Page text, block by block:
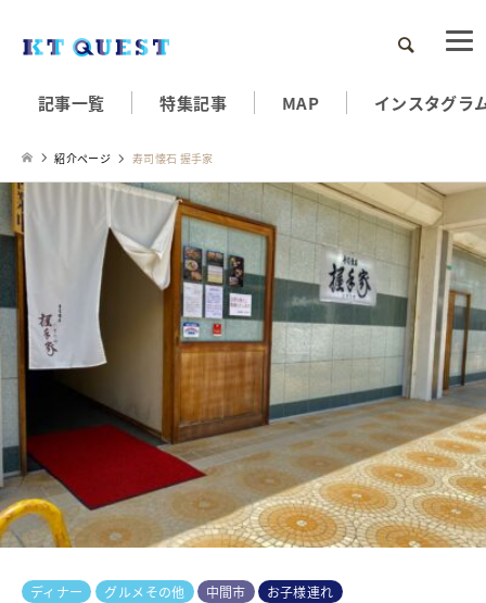
検索
記事一覧 特集記事 MAP インスタグラ
紹介ページ 寿司懐石 握手家
ディナー グルメその他 中間市
お子様連れ